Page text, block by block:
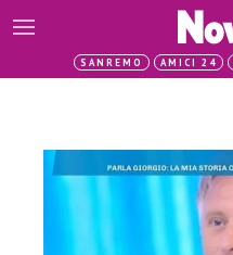
SANREMO AMICI 24